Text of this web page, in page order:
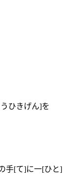
ひきげん]を
手[て]に一[ひと]